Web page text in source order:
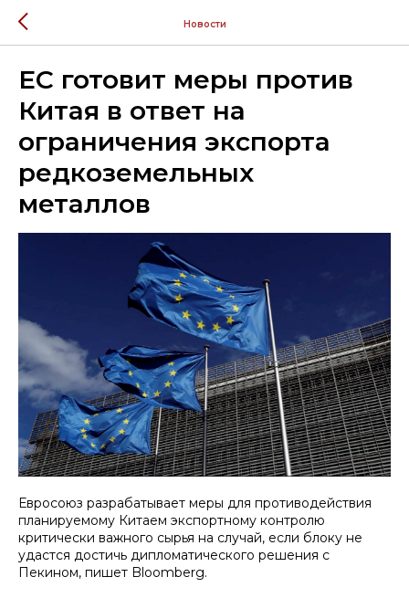
Новости
ЕС готовит меры против
Китая в ответ на
ограничения экспорта
редкоземельных
металлов
Евросоюз разрабатывает меры для противодействия
планируемому Китаем экспортному контролю
критически важного сырья на случай, если блоку не
удастся достичь дипломатического решения с
Пекином, пишет Bloomberg.